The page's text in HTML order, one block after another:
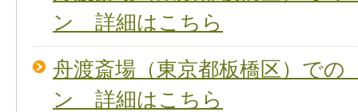
ン 詳細はこちら
舟渡斎場（東京都板橋区）で
ン 詳細はこちら